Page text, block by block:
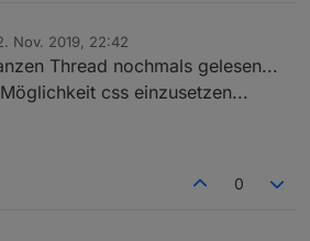
Nov. 2019, 22:42
von
Thread nochmals gelesen...
css einzusetzen...
0